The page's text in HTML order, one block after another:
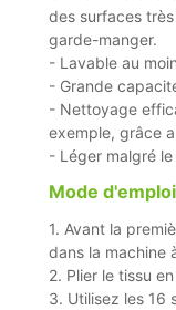
des surfaces
garde-manger.
- Lavable au
- Grande
- Nettoyage
exemple, grâce
- Léger malgré
Mode d'emploi
1. Avant la
dans la machine
2. Plier le tissu
3. Utilisez les 16